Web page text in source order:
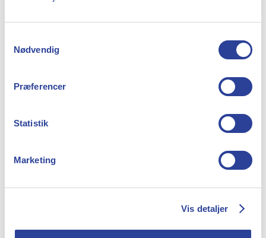
Nødvendig
Præferencer
Statistik
Marketing
Vis detaljer
Læs vores seneste